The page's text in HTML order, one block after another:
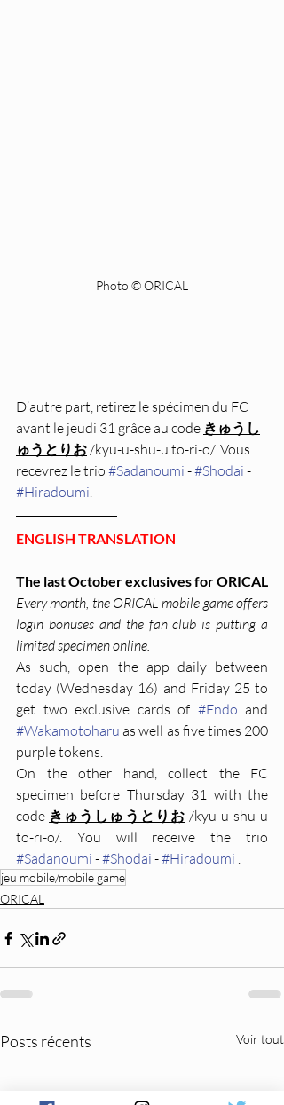
Photo © ORICAL
D’autre part, retirez le spécimen du FC
avant le jeudi 31 grâce au code きゅうし
ゅうとりお /kyu-u-shu-u to-ri-o/. Vous
recevrez le trio #Sadanoumi - #Shodai -
#Hiradoumi.
ENGLISH TRANSLATION
The last October exclusives for ORICAL
Every month, the ORICAL mobile game offers
login bonuses and the fan club is putting a
limited specimen online.
As such, open the app daily between
today (Wednesday 16) and Friday 25 to
get two exclusive cards of #Endo
#Wakamotoharu as well as five times 200
purple tokens.
On the other hand, collect the FC
specimen before Thursday 31 with the
code きゅうしゅうとりお /kyu-u-shu-u
#Sadanoumi - #Shodai - #Hiradoumi .
jeu mobile/mobile game
ORICAL
Posts récents Voir tout